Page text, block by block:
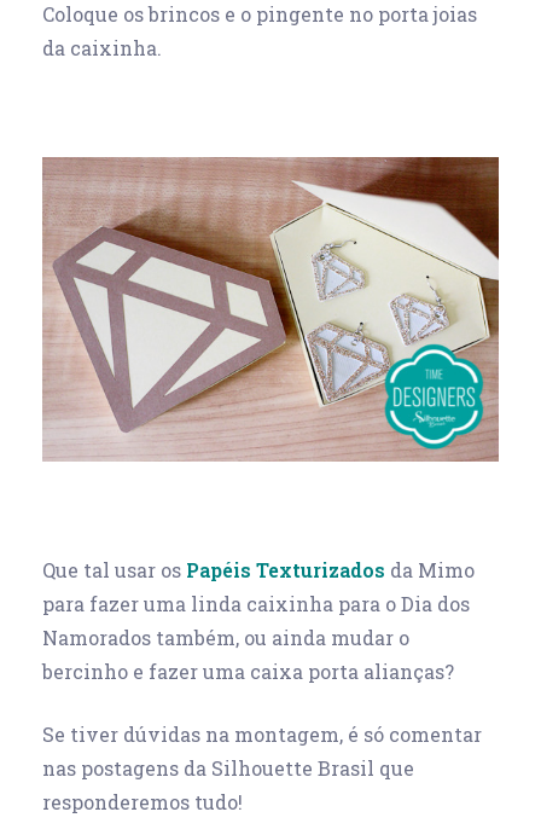
Coloque os brincos e o pingente no porta joias
da caixinha.
Que tal usar os Papéis Texturizados da Mimo
para fazer uma linda caixinha para o Dia dos
Namorados também, ou ainda mudar o
bercinho e fazer uma caixa porta alianças?
Se tiver dúvidas na montagem, é só comentar
nas postagens da Silhouette Brasil que
responderemos tudo!